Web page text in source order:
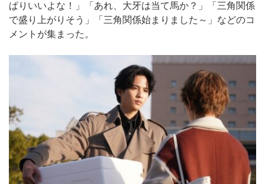
ぱりいいよな！」「あれ、大牙は当て馬か？」「三角関係
で盛り上がりそう」「三角関係始まりました～」などのコ
メントが集まった。